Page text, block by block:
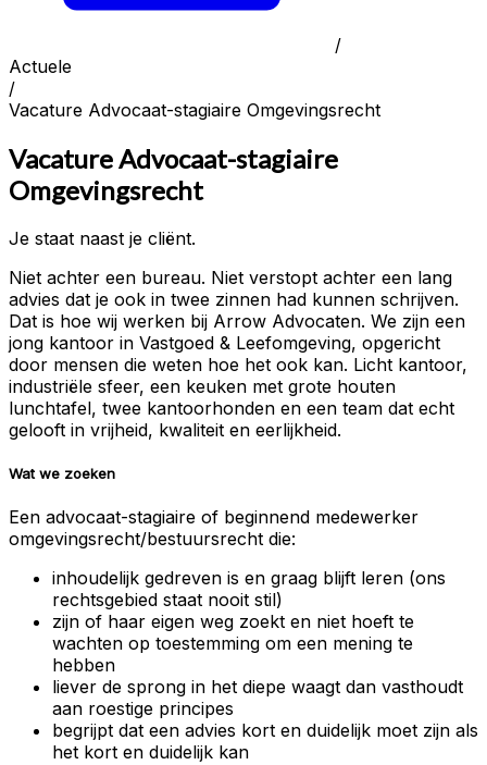
/
Actuele
/
Vacature Advocaat-stagiaire Omgevingsrecht
Vacature Advocaat-stagiaire
Omgevingsrecht
Je staat naast je cliënt.
Niet achter een bureau. Niet verstopt achter een lang
advies dat je ook in twee zinnen had kunnen schrijven.
Dat is hoe wij werken bij Arrow Advocaten. We zijn een
jong kantoor in Vastgoed & Leefomgeving, opgericht
door mensen die weten hoe het ook kan. Licht kantoor,
industriële sfeer, een keuken met grote houten
lunchtafel, twee kantoorhonden en een team dat echt
gelooft in vrijheid, kwaliteit en eerlijkheid.
Wat we zoeken
Een advocaat-stagiaire of beginnend medewerker
omgevingsrecht/bestuursrecht die:
inhoudelijk gedreven is en graag blijft leren (ons
rechtsgebied staat nooit stil)
zijn of haar eigen weg zoekt en niet hoeft te
wachten op toestemming om een mening te
hebben
liever de sprong in het diepe waagt dan vasthoudt
aan roestige principes
begrijpt dat een advies kort en duidelijk moet zijn als
het kort en duidelijk kan